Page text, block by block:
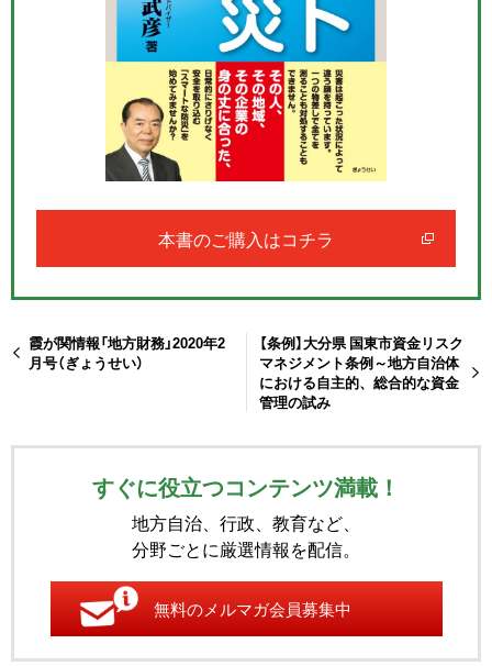
本書のご購入はコチラ
霞が関情報「地方財務」2020年2
月号（ぎょうせい）
【条例】大分県 国東市資金リスク
マネジメント条例～地方自治体
における自主的、総合的な資金
管理の試み
すぐに役立つコンテンツ満載！
地方自治、行政、教育など、
分野ごとに厳選情報を配信。
無料のメルマガ会員募集中